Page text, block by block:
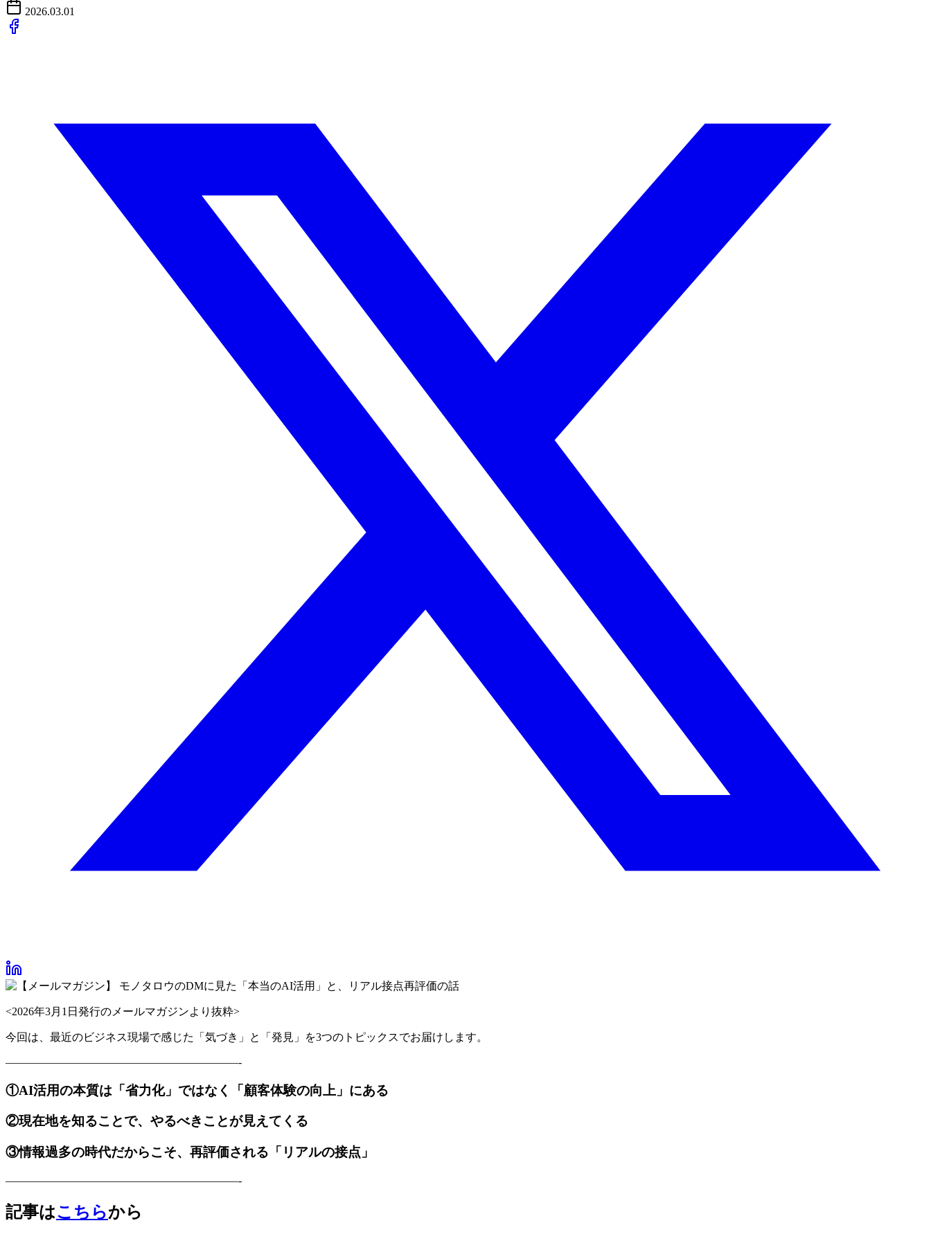
2026.03.01
<2026年3月1日発行のメールマガジンより抜粋>
今回は、最近のビジネス現場で感じた「気づき」と「発見」を3つのトピックスでお届けします。
—————————————————————-
①AI活用の本質は「省力化」ではなく「顧客体験の向上」にある
②現在地を知ることで、やるべきことが見えてくる
③情報過多の時代だからこそ、再評価される「リアルの接点」
—————————————————————-
記事はこちらから